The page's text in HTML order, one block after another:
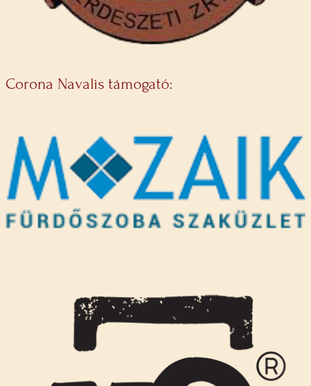
Corona Navalis támogató: